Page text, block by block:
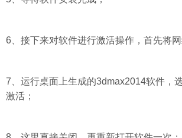
6、接下来对软件进行激活操作，首先将网
7、运行桌面上生成的3dmax2014软件，
激活；